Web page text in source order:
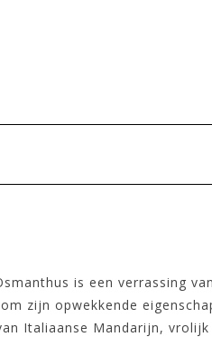
is een verrassing
zijn opwekkende
Italiaanse Mandarijn, vrolijk